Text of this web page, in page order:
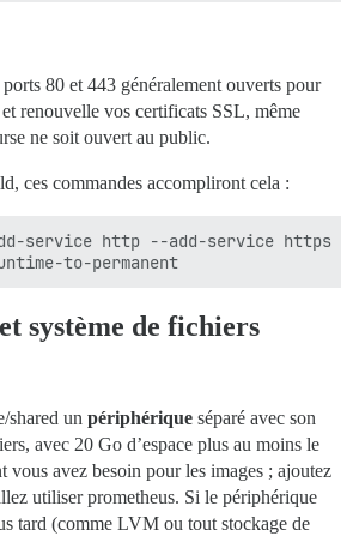
80 et 443 généralement ouverts pour
renouvelle vos certificats SSL, même
ne soit ouvert au public.
ces commandes accompliront cela :
service http --add-service https
système de fichiers
shared un périphérique séparé avec son
avec 20 Go d’espace plus au moins le
vous avez besoin pour les images ; ajoutez
utiliser prometheus. Si le périphérique
tard (comme LVM ou tout stockage de